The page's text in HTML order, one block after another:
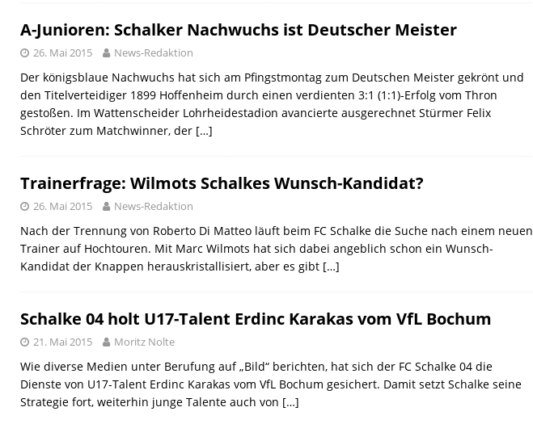
A-Junioren: Schalker Nachwuchs ist Deutscher Meister
26. Mai 2015 News-Redaktion
Der königsblaue Nachwuchs hat sich am Pfingstmontag zum Deutschen Meister gekrönt und
den Titelverteidiger 1899 Hoffenheim durch einen verdienten 3:1 (1:1)-Erfolg vom Thron
gestoßen. Im Wattenscheider Lohrheidestadion avancierte ausgerechnet Stürmer Felix
Schröter zum Matchwinner, der […]
Trainerfrage: Wilmots Schalkes Wunsch-Kandidat?
26. Mai 2015 News-Redaktion
Nach der Trennung von Roberto Di Matteo läuft beim FC Schalke die Suche nach einem neuen
Trainer auf Hochtouren. Mit Marc Wilmots hat sich dabei angeblich schon ein Wunsch-
Kandidat der Knappen herauskristallisiert, aber es gibt […]
Schalke 04 holt U17-Talent Erdinc Karakas vom VfL Bochum
21. Mai 2015 Moritz Nolte
Wie diverse Medien unter Berufung auf „Bild“ berichten, hat sich der FC Schalke 04 die
Dienste von U17-Talent Erdinc Karakas vom VfL Bochum gesichert. Damit setzt Schalke seine
Strategie fort, weiterhin junge Talente auch von […]